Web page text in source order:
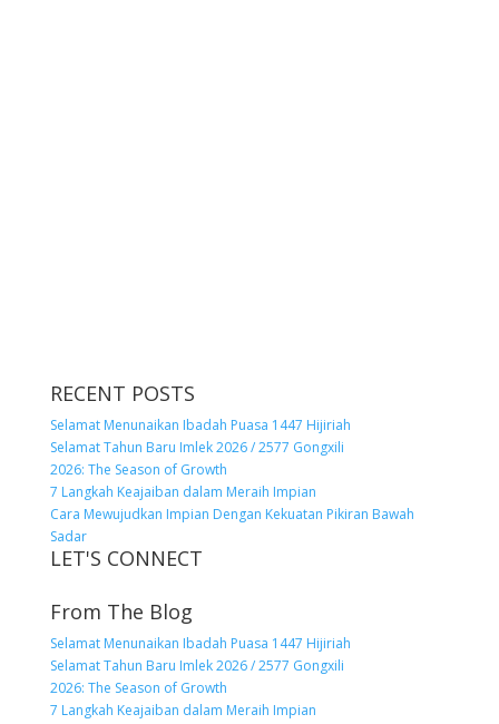
RECENT POSTS
Selamat Menunaikan Ibadah Puasa 1447 Hijiriah
Selamat Tahun Baru Imlek 2026 / 2577 Gongxili
2026: The Season of Growth
7 Langkah Keajaiban dalam Meraih Impian
Cara Mewujudkan Impian Dengan Kekuatan Pikiran Bawah
Sadar
LET'S CONNECT
From The Blog
Selamat Menunaikan Ibadah Puasa 1447 Hijiriah
Selamat Tahun Baru Imlek 2026 / 2577 Gongxili
2026: The Season of Growth
7 Langkah Keajaiban dalam Meraih Impian